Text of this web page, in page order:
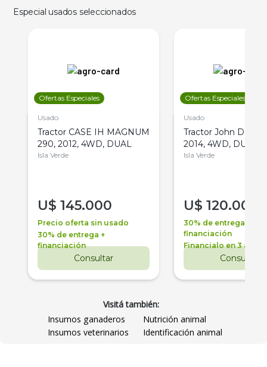
Especial usados seleccionados
Ofertas Especiales
Usado
Tractor CASE IH MAGNUM
290, 2012, 4WD, DUAL
Isla Verde
U$ 145.000
Precio oferta sin usado
30% de entrega +
financiación
Consultar
Ofertas Especiales
Usado
Tractor John Deere
2014, 4WD, DUAL
Isla Verde
U$ 120.000
30% de entrega +
financiación
Financialo en 3 años
Consultar
Visitá también:
Insumos ganaderos
Nutrición animal
Insumos veterinarios
Identificación animal